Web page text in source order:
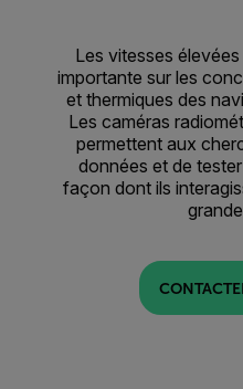
Les vitesses
importante sur les
et thermiques des
Les caméras
permettent aux
données et de
façon dont ils